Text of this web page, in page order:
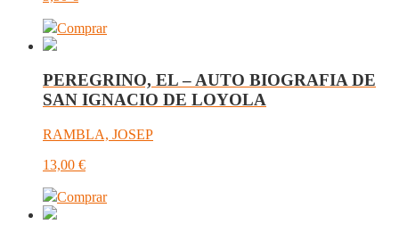
Comprar
PEREGRINO, EL – AUTO BIOGRAFIA DE
SAN IGNACIO DE LOYOLA
RAMBLA, JOSEP
13,00 €
Comprar